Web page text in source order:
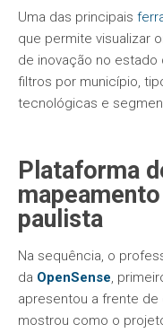
Uma das principais
que permite visualizar
de inovação no estado
filtros por município,
tecnológicas e
Plataforma
paulista
Na sequência, o
da OpenSense,
apresentou a frente de
mostrou como o